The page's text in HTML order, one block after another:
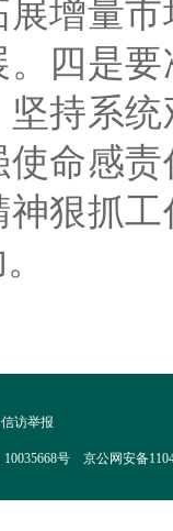
增量
四是
持系
命感
狠抓
信访举报
号 京公网安备